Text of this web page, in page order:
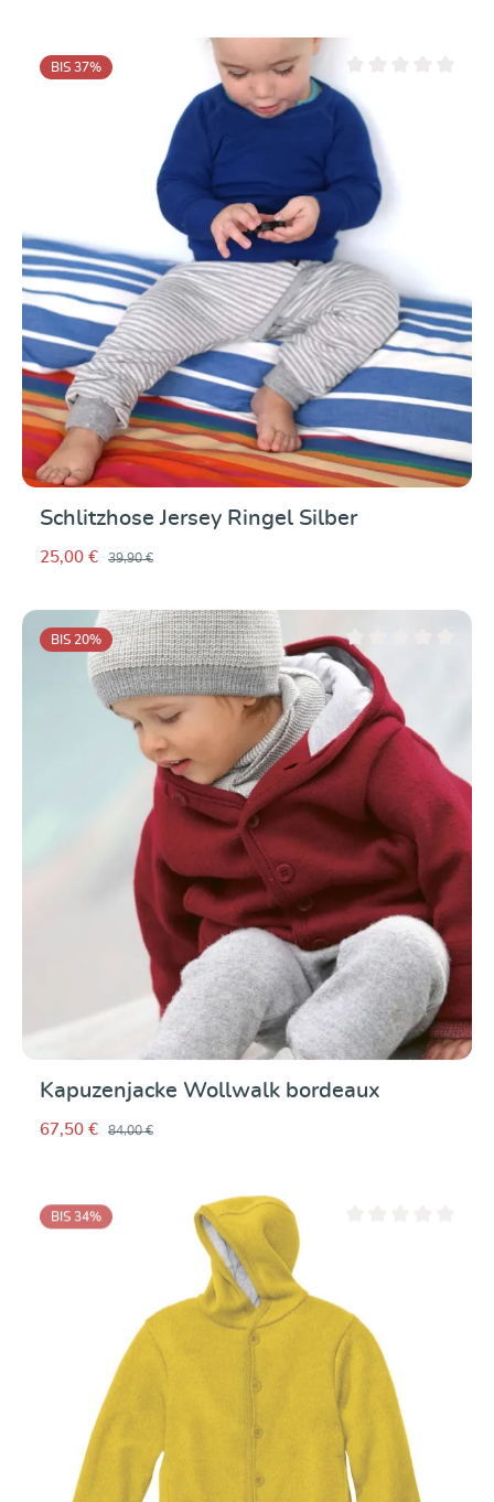
BIS 37%
Durchschnittliche
Schlitzhose Jersey Ringel Silber
25,00 € 39,90 €
BIS 20%
Durchschnittliche
Kapuzenjacke Wollwalk bordeaux
67,50 € 84,00 €
BIS 34%